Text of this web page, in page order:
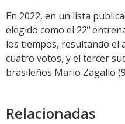
En 2022, en un lista
elegido como el 22º
los tiempos, resultando el
cuatro votos, y el tercer
brasileños Mario Zagallo
Relacionadas